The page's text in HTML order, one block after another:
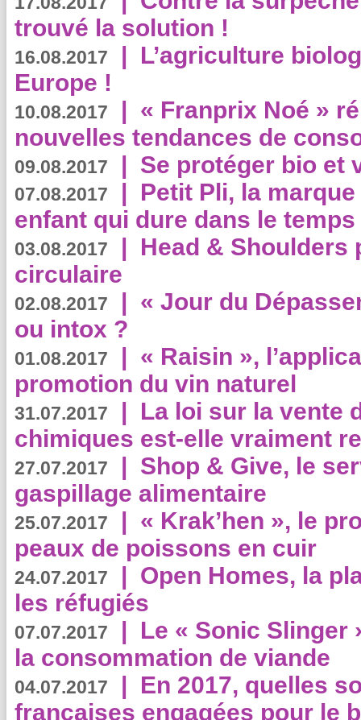
trouvé la solution !
16.08.2017 | L’agriculture
Europe !
10.08.2017 | « Franprix Noé »
nouvelles tendances de
09.08.2017 | Se protéger bio et
07.08.2017 | Petit Pli, la
enfant qui dure dans le temps
03.08.2017 | Head & Shoulders
circulaire
02.08.2017 | « Jour du
ou intox ?
01.08.2017 | « Raisin »,
promotion du vin naturel
31.07.2017 | La loi sur la vente
chimiques est-elle vraiment
27.07.2017 | Shop & Give, le
gaspillage alimentaire
25.07.2017 | « Krak’hen », le
peaux de poissons en cuir
24.07.2017 | Open Homes, la
les réfugiés
07.07.2017 | Le « Sonic Slinger
la consommation de viande
04.07.2017 | En 2017, quelles
françaises engagées pour le